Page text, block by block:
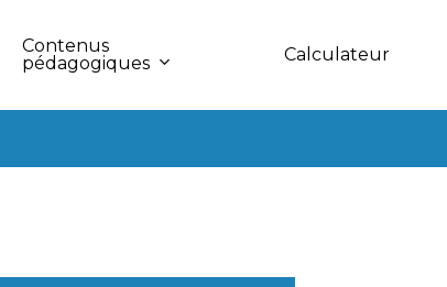
Contenus
pédagogiques
Calculateur